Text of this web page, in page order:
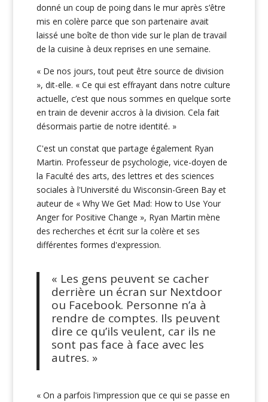
donné un coup de poing dans le mur après s’être
mis en colère parce que son partenaire avait
laissé une boîte de thon vide sur le plan de travail
de la cuisine à deux reprises en une semaine.
« De nos jours, tout peut être source de division
», dit-elle. « Ce qui est effrayant dans notre culture
actuelle, c’est que nous sommes en quelque sorte
en train de devenir accros à la division. Cela fait
désormais partie de notre identité. »
C'est un constat que partage également Ryan
Martin. Professeur de psychologie, vice-doyen de
la Faculté des arts, des lettres et des sciences
sociales à l'Université du Wisconsin-Green Bay et
auteur de « Why We Get Mad: How to Use Your
Anger for Positive Change », Ryan Martin mène
des recherches et écrit sur la colère et ses
différentes formes d'expression.
« Les gens peuvent se cacher
derrière un écran sur Nextdoor
ou Facebook. Personne n’a à
rendre de comptes. Ils peuvent
dire ce qu’ils veulent, car ils ne
sont pas face à face avec les
autres. »
« On a parfois l'impression que ce qui se passe en